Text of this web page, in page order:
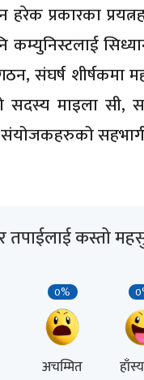
हरेक प्रकारका
कम्युनिस्टलाई
संघर्ष शीर्षकमा
माइला सी,
संयोजकहरुको
तपाईलाई कस्तो
0%
अचम्मित